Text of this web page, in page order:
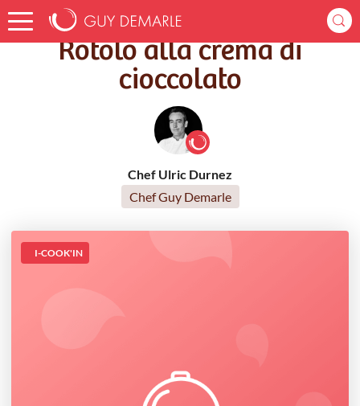
Accueil Recettes Rotolo alla crema di cioccolato
Rotolo alla crema di
cioccolato
Chef Ulric Durnez
Chef Guy Demarle
I-COOK'IN